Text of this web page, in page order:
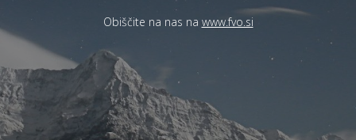
Obiščite na nas na www.fvo.si